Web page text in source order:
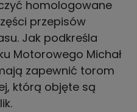
homologowane
przepisów
Jak podkreśla
Motorowego Michał
zapewnić torom
którą objęte są